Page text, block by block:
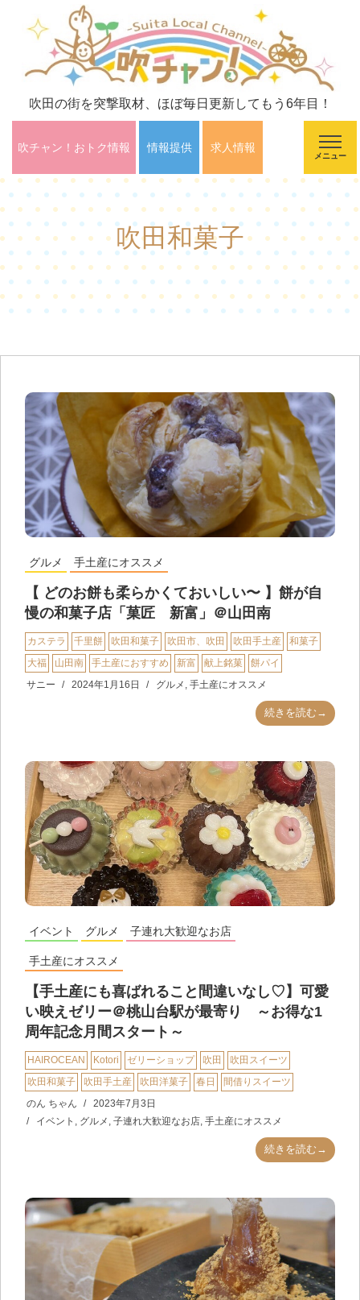
吹田の街を突撃取材、ほぼ毎日更新してもう6年目！
吹チャン！おトク情報 情報提供 求人情報
メニュー
吹田和菓子
グルメ 手土産にオススメ
【 どのお餅も柔らかくておいしい〜 】餅が自
慢の和菓子店「菓匠 新富」＠山田南
カステラ 千里餅 吹田和菓子 吹田市、吹田 吹田手土産
和菓子
大福
山田南 手土産におすすめ 新富 献上銘菓
餅パイ
サニー
2024年1月16日 グルメ 手土産にオススメ
続きを読む→
イベント グルメ 子連れ大歓迎なお店
手土産にオススメ
【手土産にも喜ばれること間違いなし♡】可愛
い映えゼリー＠桃山台駅が最寄り ～お得な1
周年記念月間スタート～
HAIROCEAN Kotori ゼリーショップ 吹田
吹田スイーツ
吹田和菓子
吹田手土産 吹田洋菓子 春日
間借りスイーツ
のん ちゃん
2023年7月3日
イベント
グルメ 子連れ大歓迎なお店 手土産にオススメ
続きを読む→